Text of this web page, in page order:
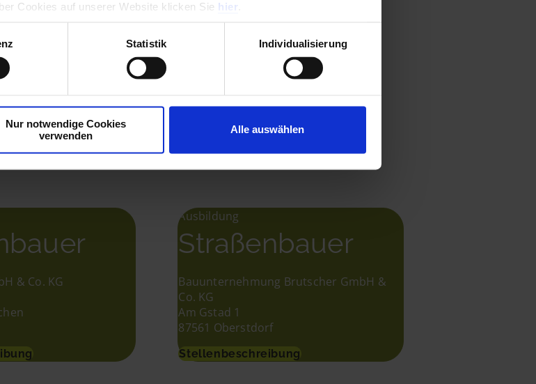
Cookies auf unserer Website klicken Sie hier
Statistik Individualisierung
Nur notwendige Cookies
verwenden
Alle auswählen
& Co. KG
Ausbildung
Straßenbauer
Bauunternehmung Brutscher GmbH &
Co. KG
Am Gstad 1
87561 Oberstdorf
Stellenbeschreibung
ziehen & fallen lassen
oder
Dateien auswählen